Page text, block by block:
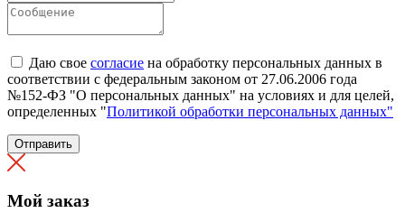
Даю свое согласие на обработку персональных данных в
соответствии с федеральным законом от 27.06.2006 года
№152-ФЗ "О персональных данных" на условиях и для целей,
определенных "Политикой обработки персональных данных"
Отправить
Мой заказ